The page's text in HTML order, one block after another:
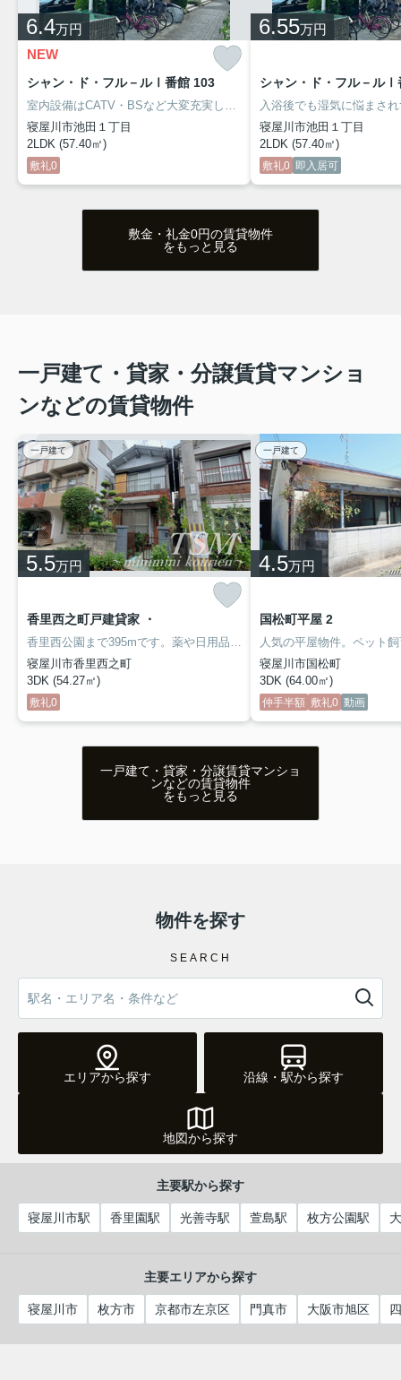
【メゾンレヴナ木田町】 ➡物件詳細へ
寝屋川市駅に徒歩5分の新築物件！2人入居可能な1LDK
のお部屋は新婚さんにオススメ！モニター付きのオート
ロック、宅配ボックス、エアコン、システムキッチンな
ど人気の設備が充実◎ネット使用料も無料！敷地内駐車
場もあります◎即入居可能な新築物件！
2026.07.27
物件詳細へ
急行停車駅の寝屋川市駅に徒歩8分！間接照明とデザイ
ンクロスがオシャレな1LDK♪内装、使い勝手ともにこ
だわったお部屋！オススメ物件です！
6.4万円
NEW
シャン・ド・フル－ルⅠ番館 103
寝屋川市池田１丁目
2LDK (57.40㎡)
敷礼0
6.55万円
シャン・ド・フル－ルⅠ
寝屋川市池田１丁目
2LDK (57.40㎡)
敷礼0 即入居可
敷金・礼金0円の賃貸物件
をもっと見る
一戸建て・貸家・分譲賃貸マンショ
ンなどの賃貸物件
一戸建て
5.5万円
香里西之町戸建貸家 ・
寝屋川市香里西之町
3DK (54.27㎡)
敷礼0
一戸建て
4.5万円
国松町平屋 2
人気の平屋物件。ペット
寝屋川市国松町
3DK (64.00㎡)
仲手半額 敷礼0 動画
一戸建て・貸家・分譲賃貸マンショ
ンなどの賃貸物件
をもっと見る
物件を探す
SEARCH
エリアから探す 沿線・駅から探す
地図から探す
主要駅から探す
寝屋川市駅 香里園駅 光善寺駅 萱島駅 枚方公園駅
主要エリアから探す
寝屋川市 枚方市 京都市左京区 門真市 大阪市旭区